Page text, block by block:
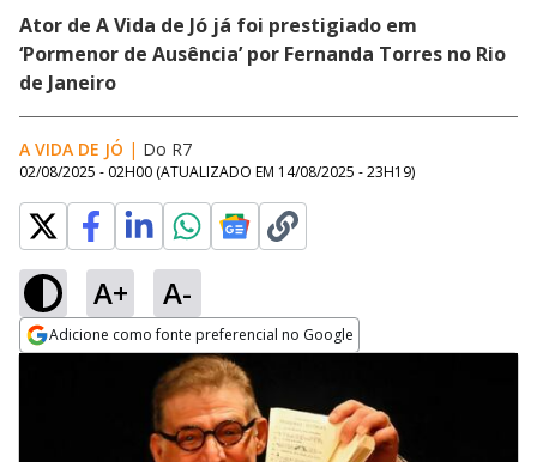
Ator de A Vida de Jó já foi prestigiado em
‘Pormenor de Ausência’ por Fernanda Torres no Rio
de Janeiro
A VIDA DE JÓ | Do R7
02/08/2025 - 02H00 (ATUALIZADO EM 14/08/2025 - 23H19)
A+ A-
Adicione como fonte preferencial no Google
Opens in new window